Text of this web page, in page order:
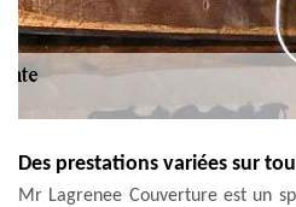
Des prestations variées sur
Mr Lagrenee Couverture est un